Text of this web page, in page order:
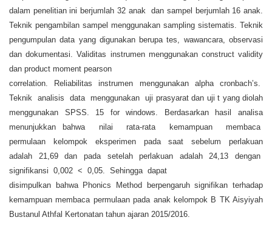
dalam penelitian ini berjumlah 32 anak dan sampel berjumlah 16 anak.
Teknik pengambilan sampel menggunakan sampling sistematis. Teknik
pengumpulan data yang digunakan berupa tes, wawancara, observasi
dan dokumentasi. Validitas instrumen menggunakan construct validity
dan product moment pearson
correlation. Reliabilitas instrumen menggunakan alpha cronbach’s.
Teknik analisis data menggunakan uji prasyarat dan uji t yang diolah
menggunakan SPSS. 15 for windows. Berdasarkan hasil analisa
menunjukkan bahwa nilai rata-rata kemampuan membaca
permulaan kelompok eksperimen pada saat sebelum perlakuan
adalah 21,69 dan pada setelah perlakuan adalah 24,13 dengan
signifikansi 0,002 < 0,05. Sehingga dapat
disimpulkan bahwa Phonics Method berpengaruh signifikan terhadap
kemampuan membaca permulaan pada anak kelompok B TK Aisyiyah
Bustanul Athfal Kertonatan tahun ajaran 2015/2016.